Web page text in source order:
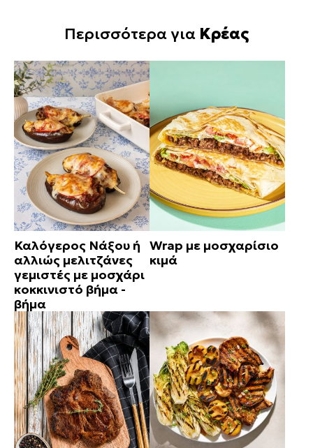
Περισσότερα για Κρέας
Καλόγερος Νάξου ή
αλλιώς μελιτζάνες
γεμιστές με μοσχάρι
κοκκινιστό βήμα -
βήμα
Wrap με μοσχαρίσιο
κιμά